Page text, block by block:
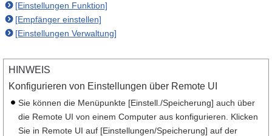
[Einstellungen Funktion]
[Empfänger einstellen]
[Einstellungen Verwaltung]
HINWEIS
Konfigurieren von Einstellungen über Remote UI
Sie können die Menüpunkte [Einstell./Speicherung] auch über
die Remote UI von einem Computer aus konfigurieren. Klicken
Sie in Remote UI auf [Einstellungen/Speicherung] auf der